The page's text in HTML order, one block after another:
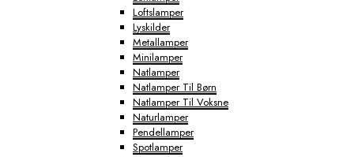
Loftslamper
Lyskilder
Metallamper
Minilamper
Natlamper
Natlamper Til Børn
Natlamper Til Voksne
Naturlamper
Pendellamper
Spotlamper